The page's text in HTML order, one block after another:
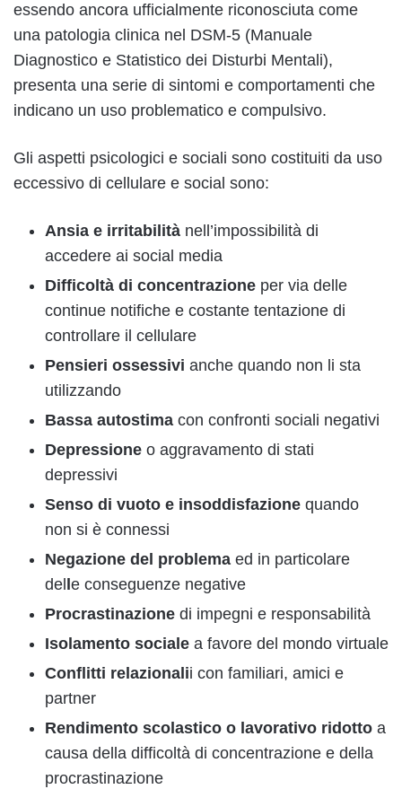
essendo ancora ufficialmente riconosciuta come
una patologia clinica nel DSM-5 (Manuale
Diagnostico e Statistico dei Disturbi Mentali),
presenta una serie di sintomi e comportamenti che
indicano un uso problematico e compulsivo.
Gli aspetti psicologici e sociali sono costituiti da uso
eccessivo di cellulare e social sono:
Ansia e irritabilità nell’impossibilità di
accedere ai social media
Difficoltà di concentrazione per via delle
continue notifiche e costante tentazione di
controllare il cellulare
Pensieri ossessivi anche quando non li sta
utilizzando
Bassa autostima con confronti sociali negativi
Depressione o aggravamento di stati
depressivi
Senso di vuoto e insoddisfazione quando
non si è connessi
Negazione del problema ed in particolare
del e conseguenze negative
Procrastinazione di impegni e responsabilità
Isolamento sociale a favore del mondo virtuale
Conflitti relazionalii con familiari, amici e
partner
Rendimento scolastico o lavorativo ridotto a
causa della difficoltà di concentrazione e della
procrastinazione